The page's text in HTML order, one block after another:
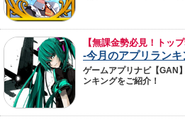
【無課金勢必見！トップ
-今月のアプリランキ
ゲームアプリナビ【GAN
ンキングをご紹介！